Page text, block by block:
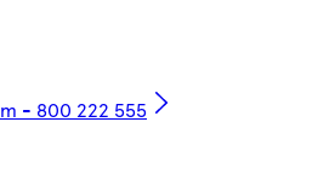
- 800 222 555